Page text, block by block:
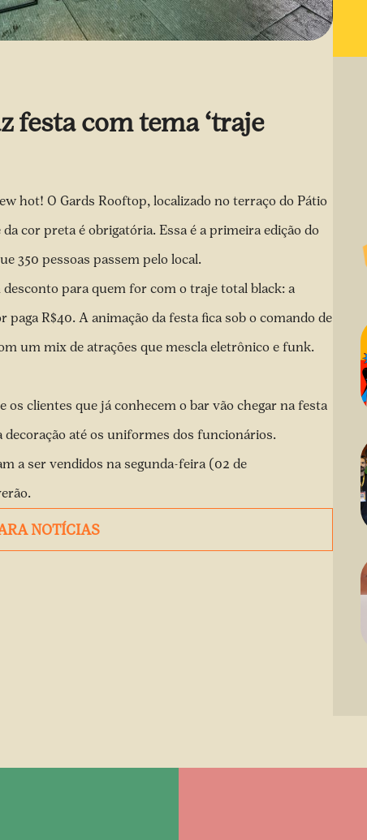
festa com tema ‘traje
hot! O Gards Rooftop, localizado no terraço do Pátio
cor preta é obrigatória. Essa é a primeira edição do
350 pessoas passem pelo local.
para quem for com o traje total black: a
R$40. A animação da festa fica sob o comando de
um mix de atrações que mescla eletrônico e funk.
clientes que já conhecem o bar vão chegar na festa
até os uniformes dos funcionários.
a ser vendidos na segunda-feira (02 de
NOTÍCIAS